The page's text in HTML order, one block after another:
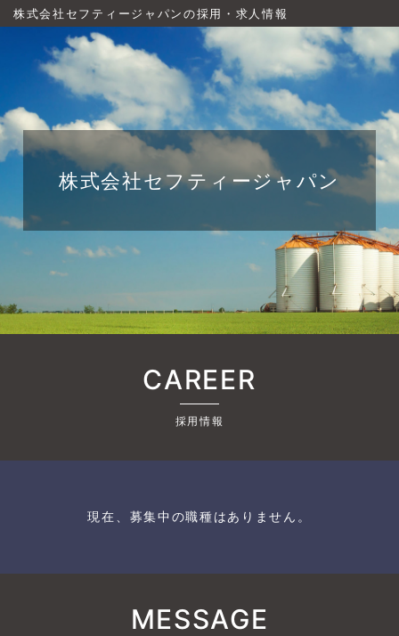
株式会社セフティージャパンの採用・求人情報
株式会社セフティージャパン
CAREER
採用情報
現在、募集中の職種はありません。
MESSAGE